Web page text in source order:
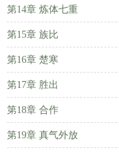
第14章 炼体七重
第15章 族比
第16章 楚寒
第17章 胜出
第18章 合作
第19章 真气外放